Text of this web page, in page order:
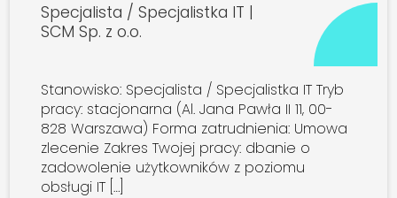
Specjalista / Specjalistka IT |
SCM Sp. z o.o.
Stanowisko: Specjalista / Specjalistka IT Tryb
pracy: stacjonarna (Al. Jana Pawła II 11, 00-
828 Warszawa) Forma zatrudnienia: Umowa
zlecenie Zakres Twojej pracy: dbanie o
zadowolenie użytkowników z poziomu
obsługi IT […]